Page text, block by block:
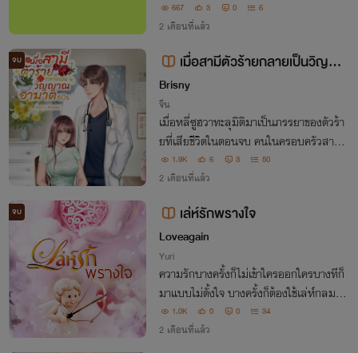
667 3 0 6
2 เดือนที่แล้ว
จบ
เมื่อสามีตัวร้ายกลายเป็นวิญญา
ณอาฆาต 60s
Brisny
จีน
เมื่อหลี่ซูฮวาทะลุมิติมาเป็นภรรยาของตัวร้า
ยที่เสียชีวิตในตอนจบ คนในครอบครัวสามีพ
ากันเสียชีวิต เหลือแค่เธอที่กลายเป็นแม่ม่าย
ต้องเลี้ยงลูกให้รอดในยุค 60 แต่แล้วชีวิตที่แ
1.9K 6 3 50
2 เดือนที่แล้ว
จบ เล่ห์รักพรางใจ
Loveagain
Yuri
ความรักบางครั้งก็ไม่เข้าใครออกใครบางทีก็
มาแบบไม่ตั้งใจ บางครั้งก็ต้องใช้เล่ห์กลมนต์
รักเพื่อให้ได้หัวใจใครบางคนมาครอบครอง
1.0K 0 0 34
2 เดือนที่แล้ว